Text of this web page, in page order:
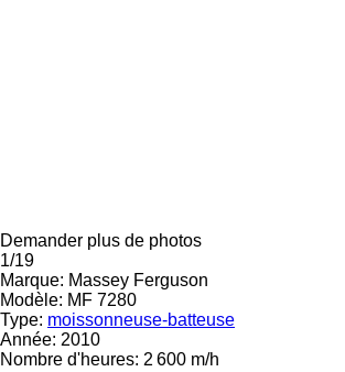
Demander plus de photos
1/19
Marque: Massey Ferguson
Modèle: MF 7280
Type: moissonneuse-batteuse
Année: 2010
Nombre d'heures: 2 600 m/h